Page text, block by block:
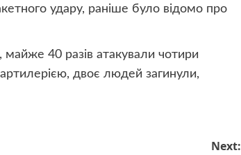
удару, раніше було відомо про
40 разів атакували чотири
двоє людей загинули,
Next: